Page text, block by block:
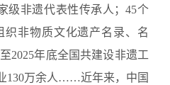
非遗代表性传承人；45个
非物质文化遗产名录、名
2025年底全国共建设非遗工
130万余人……近年来，中国